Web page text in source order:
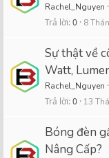
Rachel_Nguyen
Trả lời 0 8
Sự thật về
Watt,
Rachel_Nguyen
Trả lời 0 13
Bóng đèn
Nâng Cấp?